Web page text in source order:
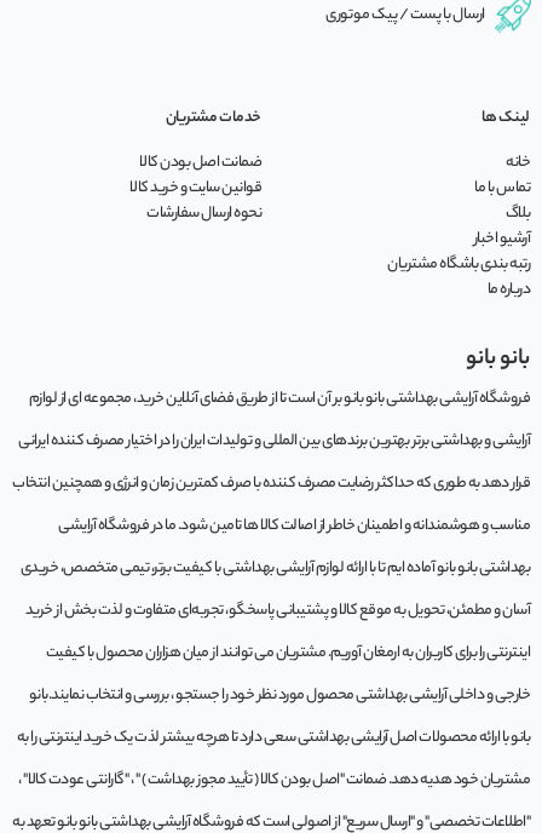
ارسال با پست / پیک موتوری
لینک ها
خانه
تماس با ما
بلاگ
آرشیو اخبار
رتبه بندی باشگاه مشتریان
درباره ما
خدمات مشتریان
ضمانت اصل بودن کالا
قوانین سایت و خرید کالا
نحوه ارسال سفارشات
بانو بانو
فروشگاه آرایشی بهداشتی بانو بانو بر آن است تا از طریق فضای آنلاین خرید، مجموعه‌ ای از لوازم
آرایشی و بهداشتی برتر بهترین برندهای بین المللی و تولیدات ایران را در اختیار مصرف کننده ایرانی
قرار دهد به طوری که حداکثر رضایت مصرف کننده با صرف کمترین زمان و انرژی و همچنین انتخاب
مناسب و هوشمندانه و اطمینان خاطر از اصالت کالا ها تامین شود. ما در فروشگاه آرایشی
بهداشتی بانو بانو آماده ایم تا با ارائه لوازم آرایشی بهداشتی با کیفیت برتر، تیمی متخصص، خریدی
آسان و مطمئن، تحویل به موقع کالا و پشتیبانی پاسخگو، تجربه‌ای متفاوت و لذت بخش از خرید
اینترنتی را برای کاربران به ارمغان آوریم. مشتريان می توانند از ميان هزاران محصول با کيفيت
خارجی و داخلی آرایشی بهداشتی محصول مورد نظر خود را جستجو ، بررسی و انتخاب نمايند.بانو
بانو با ارائه محصولات اصل آرایشی بهداشتی سعی دارد تا هرچه بیشتر لذت یک خرید اینترنتی را به
مشتریان خود هدیه دهد. ضمانت "اصل بودن کالا ( تأیید مجوز بهداشت ) " ، "گارانتی عودت کالا" ،
"اطلاعات تخصصی" و "ارسال سریع" از اصولی است که فروشگاه آرایشی بهداشتی بانو بانو تعهد به